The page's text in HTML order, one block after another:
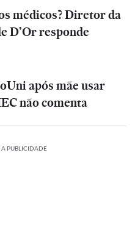
médicos? Diretor da
D’Or responde
após mãe usar
não comenta
PUBLICIDADE